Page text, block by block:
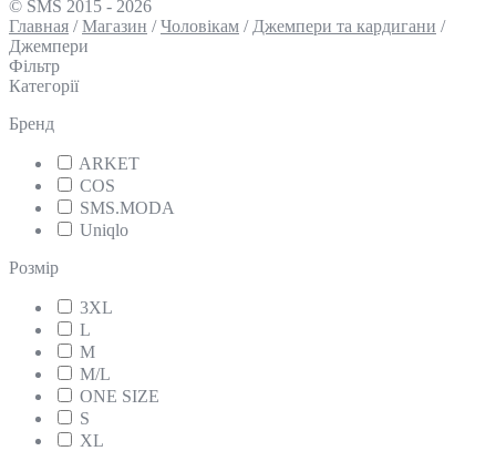
© SMS 2015 - 2026
Главная /Магазин /Чоловікам / Джемпери та кардигани /
Джемпери
Фільтр
Категорії
Бренд
ARKET
COS
SMS.MODA
Uniqlo
Розмір
3XL
L
M
M/L
ONE SIZE
S
XL